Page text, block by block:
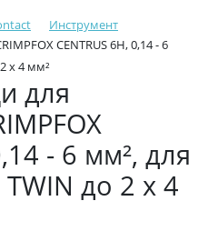
Инструмент
CENTRUS 6H, 0,14 - 6
x 4 мм²
для
- 6 мм², для
до 2 x 4